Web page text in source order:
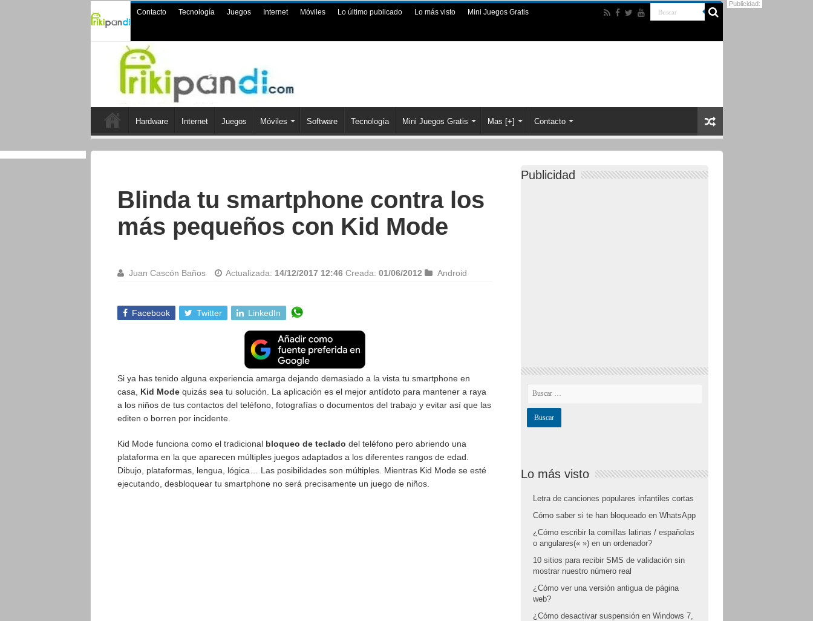
Contacto Tecnología Juegos Internet Móviles Lo último publicado Lo más visto Mini Juegos Gratis
Hardware Internet Juegos Móviles Software Tecnología Mini Juegos Gratis Mas [+] Contacto
Blinda tu smartphone contra los
más pequeños con Kid Mode
Juan Cascón Baños Actualizada: 14/12/2017 12:46 Creada: 01/06/2012 Android
Facebook Twitter LinkedIn
Si ya has tenido alguna experiencia amarga dejando demasiado a la vista tu smartphone en
casa, Kid Modequizás sea tu solución. La aplicación es el mejor antídoto para mantener a raya
a los niños de tus contactos del teléfono, fotografías o documentos del trabajo y evitar así que las
editen o borren por incidente.
Kid Mode funciona como el tradicional bloqueo de teclado del teléfono pero abriendo una
plataforma en la que aparecen múltiples juegos adaptados a los diferentes rangos de edad.
Dibujo, plataformas, lengua, lógica… Las posibilidades son múltiples. Mientras Kid Mode se esté
ejecutando, desbloquear tu smartphone no será precisamente un juego de niños.
Publicidad
Lo más visto
Letra de canciones populares infantiles cortas
Cómo saber si te han bloqueado en WhatsApp
¿Cómo escribir la comillas latinas / españolas
o angulares(« ») en un ordenador?
10 sitios para recibir SMS de validación sin
mostrar nuestro número real
¿Cómo ver una versión antigua de página
web?
¿Cómo desactivar suspensión en Windows 7,
Publicidad: